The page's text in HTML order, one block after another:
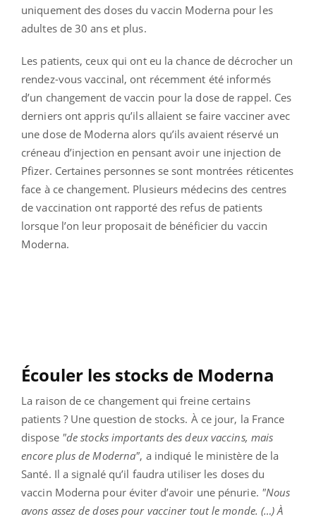
uniquement des doses du vaccin Moderna pour les
adultes de 30 ans et plus.
Les patients, ceux qui ont eu la chance de décrocher un
rendez-vous vaccinal, ont récemment été informés
d’un changement de vaccin pour la dose de rappel. Ces
derniers ont appris qu’ils allaient se faire vacciner avec
une dose de Moderna alors qu’ils avaient réservé un
créneau d’injection en pensant avoir une injection de
Pfizer. Certaines personnes se sont montrées réticentes
face à ce changement. Plusieurs médecins des centres
de vaccination ont rapporté des refus de patients
lorsque l’on leur proposait de bénéficier du vaccin
Moderna.
Écouler les stocks de Moderna
La raison de ce changement qui freine certains
patients ? Une question de stocks. À ce jour, la France
dispose"de stocks importants des deux vaccins, mais
encore plus de Moderna", a indiqué le ministère de la
Santé. Il a signalé qu’il faudra utiliser les doses du
vaccin Moderna pour éviter d’avoir une pénurie. "Nous
avons assez de doses pour vacciner tout le monde. (…) À